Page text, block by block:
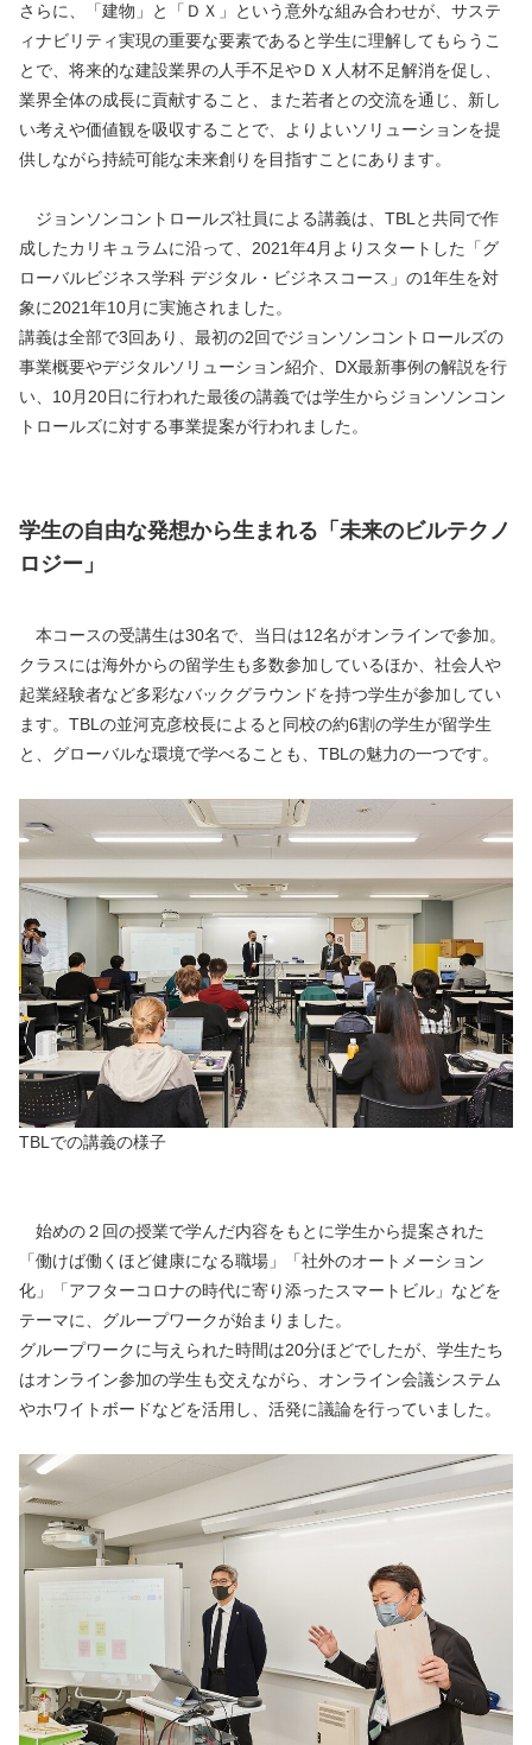
さらに、「建物」と「ＤＸ」という意外な組み合わせが、サステ
ィナビリティ実現の重要な要素であると学生に理解してもらうこ
とで、将来的な建設業界の人手不足やＤＸ人材不足解消を促し、
業界全体の成長に貢献すること、また若者との交流を通じ、新し
い考えや価値観を吸収することで、よりよいソリューションを提
供しながら持続可能な未来創りを目指すことにあります。
ジョンソンコントロールズ社員による講義は、TBLと共同で作
成したカリキュラムに沿って、2021年4月よりスタートした「グ
ローバルビジネス学科 デジタル・ビジネスコース」の1年生を対
象に2021年10月に実施されました。
講義は全部で3回あり、最初の2回でジョンソンコントロールズの
事業概要やデジタルソリューション紹介、DX最新事例の解説を行
い、10月20日に行われた最後の講義では学生からジョンソンコン
トロールズに対する事業提案が行われました。
学生の自由な発想から生まれる「未来のビルテクノ
ロジー」
本コースの受講生は30名で、当日は12名がオンラインで参加。
クラスには海外からの留学生も多数参加しているほか、社会人や
起業経験者など多彩なバックグラウンドを持つ学生が参加してい
ます。TBLの並河克彦校長によると同校の約6割の学生が留学生
と、グローバルな環境で学べることも、TBLの魅力の一つです。
TBLでの講義の様子
始めの２回の授業で学んだ内容をもとに学生から提案された
「働けば働くほど健康になる職場」「社外のオートメーション
化」「アフターコロナの時代に寄り添ったスマートビル」などを
テーマに、グループワークが始まりました。
グループワークに与えられた時間は20分ほどでしたが、学生たち
はオンライン参加の学生も交えながら、オンライン会議システム
やホワイトボードなどを活用し、活発に議論を行っていました。